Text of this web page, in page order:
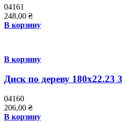
04161
248,00 ₴
В корзину
В корзину
Диск по дереву 180х22.23
04160
206,00 ₴
В корзину